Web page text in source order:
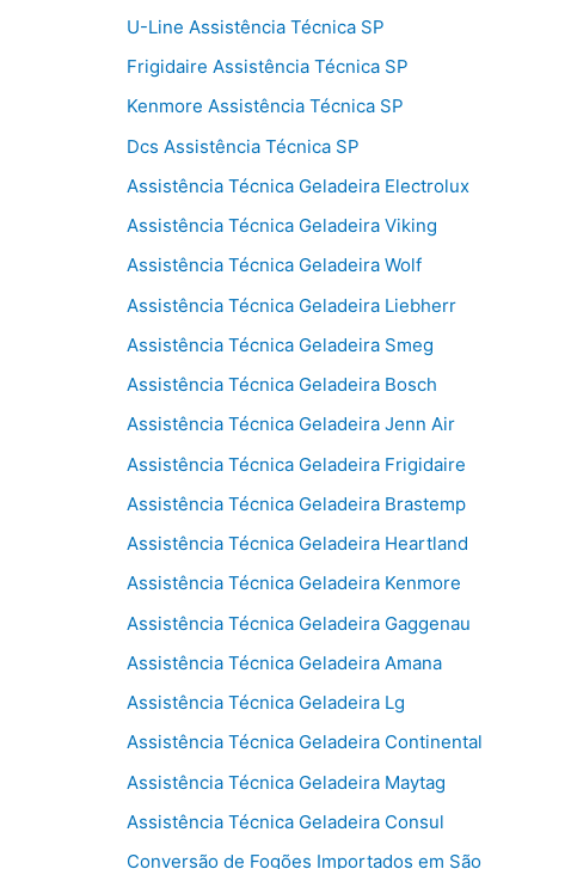
U-Line Assistência Técnica SP
Frigidaire Assistência Técnica SP
Kenmore Assistência Técnica SP
Dcs Assistência Técnica SP
Assistência Técnica Geladeira Electrolux
Assistência Técnica Geladeira Viking
Assistência Técnica Geladeira Wolf
Assistência Técnica Geladeira Liebherr
Assistência Técnica Geladeira Smeg
Assistência Técnica Geladeira Bosch
Assistência Técnica Geladeira Jenn Air
Assistência Técnica Geladeira Frigidaire
Assistência Técnica Geladeira Brastemp
Assistência Técnica Geladeira Heartland
Assistência Técnica Geladeira Kenmore
Assistência Técnica Geladeira Gaggenau
Assistência Técnica Geladeira Amana
Assistência Técnica Geladeira Lg
Assistência Técnica Geladeira Continental
Assistência Técnica Geladeira Maytag
Assistência Técnica Geladeira Consul
Conversão de Fogões Importados em São